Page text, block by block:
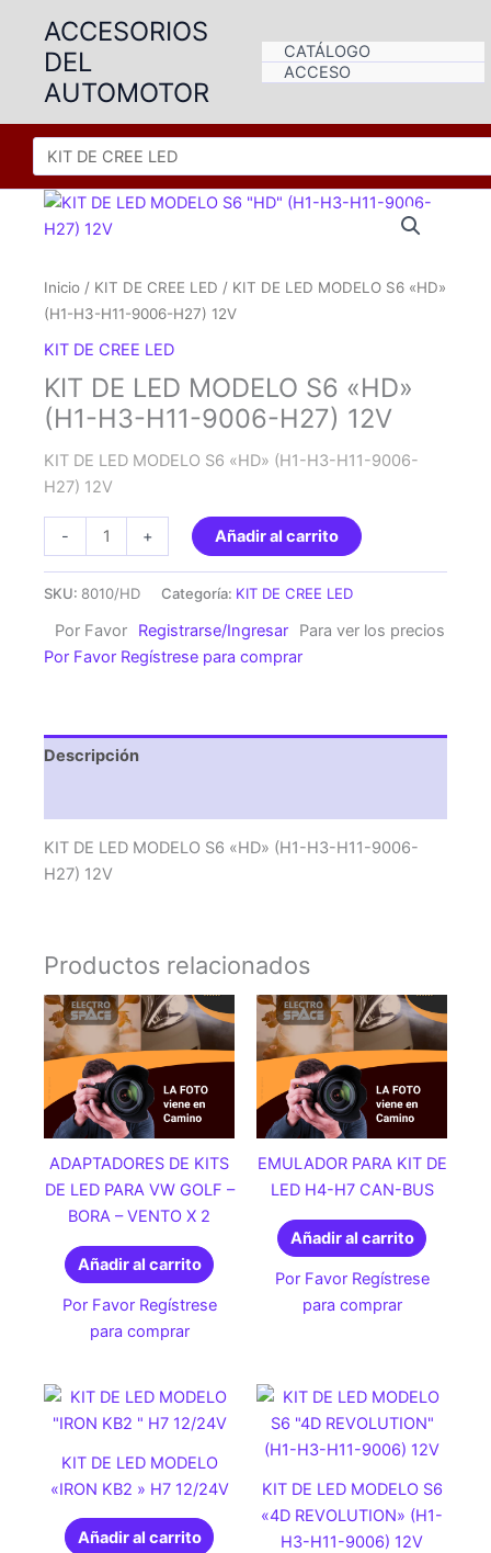
contenido
ACCESORIOS
DEL
AUTOMOTOR
CATÁLOGO
ACCESO
Inicio / KIT DE CREE LED / KIT DE LED MODELO S6 «HD»
(H1-H3-H11-9006-H27) 12V
KIT DE CREE LED
KIT DE LED MODELO S6 «HD»
(H1-H3-H11-9006-H27) 12V
KIT DE LED MODELO S6 «HD» (H1-H3-H11-9006-
H27) 12V
-
DE
S6
"HD"
H11-
9006-
12V
cantidad
+ Añadir al carrito
SKU: 8010/HD Categoría: KIT DE CREE LED
Por Favor Registrarse/Ingresar
Para ver los precios
Por Favor Regístrese para comprar
Descripción
KIT DE LED MODELO S6 «HD» (H1-H3-H11-9006-
H27) 12V
Productos relacionados
ADAPTADORES DE KITS
DE LED PARA VW GOLF –
BORA – VENTO X 2
Añadir al carrito
Por Favor Regístrese
para comprar
EMULADOR PARA KIT DE
LED H4-H7 CAN-BUS
Añadir al carrito
Por Favor Regístrese
para comprar
KIT DE LED MODELO
«IRON KB2 » H7 12/24V
Añadir al carrito
KIT DE LED MODELO S6
«4D REVOLUTION» (H1-
H3-H11-9006) 12V